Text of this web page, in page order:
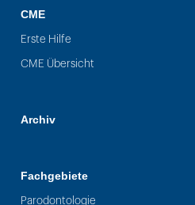
CME
Erste Hilfe
CME Übersicht
Archiv
Fachgebiete
Parodontologie